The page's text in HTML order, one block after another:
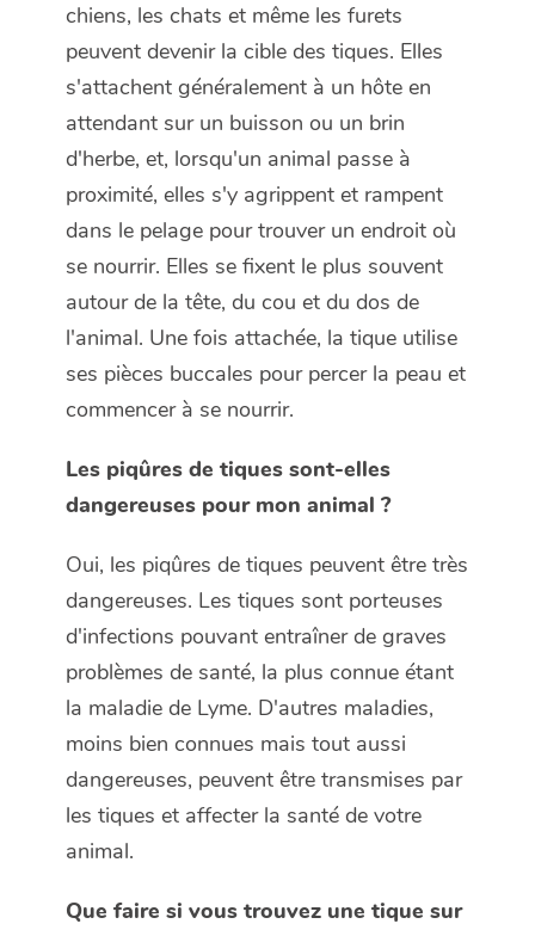
chiens, les chats et même les furets
peuvent devenir la cible des tiques. Elles
s'attachent généralement à un hôte en
attendant sur un buisson ou un brin
d'herbe, et, lorsqu'un animal passe à
proximité, elles s'y agrippent et rampent
dans le pelage pour trouver un endroit où
se nourrir. Elles se fixent le plus souvent
autour de la tête, du cou et du dos de
l'animal. Une fois attachée, la tique utilise
ses pièces buccales pour percer la peau et
commencer à se nourrir.
Les piqûres de tiques sont-elles
dangereuses pour mon animal ?
Oui, les piqûres de tiques peuvent être très
dangereuses. Les tiques sont porteuses
d'infections pouvant entraîner de graves
problèmes de santé, la plus connue étant
la maladie de Lyme. D'autres maladies,
moins bien connues mais tout aussi
dangereuses, peuvent être transmises par
les tiques et affecter la santé de votre
animal.
Que faire si vous trouvez une tique sur